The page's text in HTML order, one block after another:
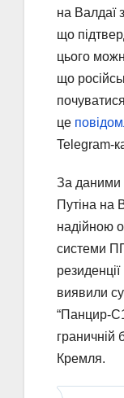
на Валдаї
що
цього
що
це
Telegram-
За даними
Путіна на
надійною
системи
виявили
“Панцир-
граничній
Кремля.